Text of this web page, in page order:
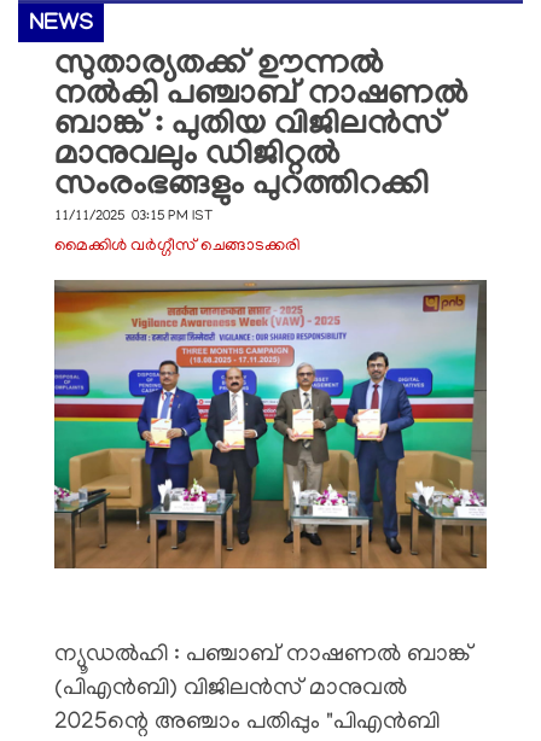
NEWS
സുതാര്യതക്ക് ഊന്നൽ
നൽകി പഞ്ചാബ് നാഷണൽ
ബാങ്ക് : പുതിയ വിജിലൻസ്
മാനുവലും ഡിജിറ്റൽ
സംരംഭങ്ങളും പുറത്തിറക്കി
11/11/2025 03:15 PM IST
മൈക്കിള്‍ വര്‍ഗ്ഗീസ് ചെങ്ങാടക്കരി
ന്യൂഡൽഹി : പഞ്ചാബ് നാഷണൽ ബാങ്ക്
(പിഎൻബി) വിജിലൻസ് മാനുവൽ
2025ന്റെ അഞ്ചാം പതിപ്പും "പിഎൻബി